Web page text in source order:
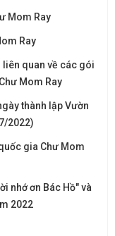
Mom Ray
Ray
liên quan về các gói
Mom Ray
thành lập Vườn
2022)
gia Chư Mom
nhớ ơn Bác Hồ" và
2022